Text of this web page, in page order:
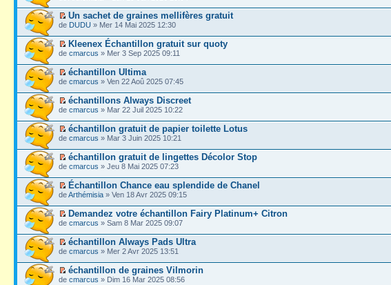
Un sachet de graines mellifères gratuit
de DUDU » Mer 14 Mai 2025 12:30
Kleenex Échantillon gratuit sur quoty
de cmarcus » Mer 3 Sep 2025 09:11
échantillon Ultima
de cmarcus » Ven 22 Aoû 2025 07:45
échantillons Always Discreet
de cmarcus » Mar 22 Juil 2025 10:22
échantillon gratuit de papier toilette Lotus
de cmarcus » Mar 3 Juin 2025 10:21
échantillon gratuit de lingettes Décolor Stop
de cmarcus » Jeu 8 Mai 2025 07:23
Échantillon Chance eau splendide de Chanel
deArthémisia » Ven 18 Avr 2025 09:15
Demandez votre échantillon Fairy Platinum+ Citron
de cmarcus » Sam 8 Mar 2025 09:07
échantillon Always Pads Ultra
de cmarcus » Mer 2 Avr 2025 13:51
échantillon de graines Vilmorin
de cmarcus » Dim 16 Mar 2025 08:56